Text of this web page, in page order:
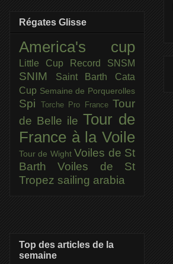
Régates Glisse
America's cup
Little Cup Record SNSM
SNIM
Saint Barth Cata
Cup Semaine de Porquerolles
Spi Torche Pro France Tour
de Belle ile Tour de
France à la Voile
Tour de Wight Voiles de St
BarthVoiles de St
Tropez sailing arabia
Top des articles de la
semaine